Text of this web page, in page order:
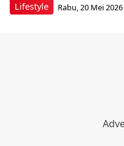
Lifestyle Rabu, 20 Mei